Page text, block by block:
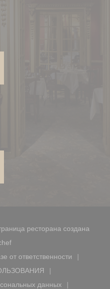
ресторана создана
((открывается в новом окне))
от ответственности
((открывается в новом окне))
((открывается в новом окне))
данных